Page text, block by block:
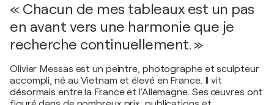
« Chacun de mes tableaux est un pas
en avant vers une harmonie que je
recherche continuellement. »
Olivier Messas est un peintre, photographe et sculpteur
accompli, né au Vietnam et élevé en France. Il vit
désormais entre la France et l'Allemagne. Ses œuvres ont